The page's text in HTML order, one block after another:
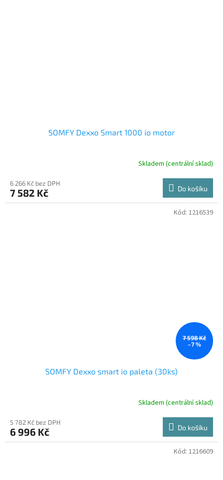
SOMFY Dexxo Smart 1000 io motor
Skladem (centrální sklad)
6 266 Kč bez DPH
7 582 Kč Do košíku
7 598 Kč
–7 %
SOMFY Dexxo smart io paleta (30ks)
Skladem (centrální sklad)
5 782 Kč bez DPH
6 996 Kč Do košíku
Kód: 1216539
Kód: 1216609